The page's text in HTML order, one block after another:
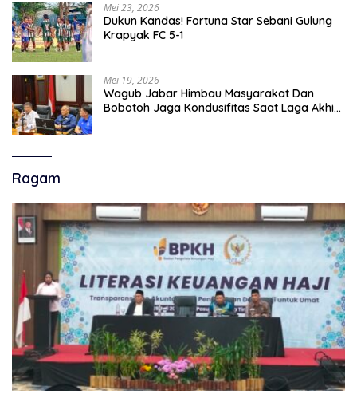
Mei 23, 2026
Dukun Kandas! Fortuna Star Sebani Gulung
Krapyak FC 5-1
Mei 19, 2026
Wagub Jabar Himbau Masyarakat Dan
Bobotoh Jaga Kondusifitas Saat Laga Akhir
Ragam